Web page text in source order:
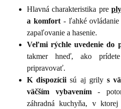
Hlavná charakteristika pre
a komfort- ľahké ovládanie
zapaľovanie a hasenie.
Veľmi rýchle uvedenie do
takmer hneď, ako
pripravovať.
K dispozícii sú aj grilys
väčším vybavením-
záhradná kuchyňa, v